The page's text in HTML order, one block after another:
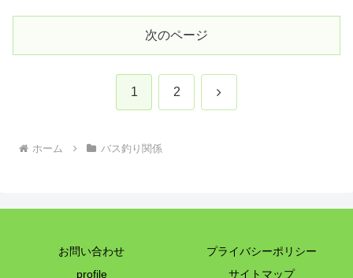
次のページ
1 2 次
ホーム バス釣り関係
お問い合わせ
プライバシーポリシー
profile
サイトマップ